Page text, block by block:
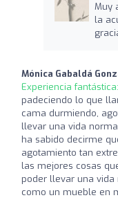
Muy
la
Mónica Gabaldá
Experiencia fantástica:
padeciendo lo que
cama durmiendo,
llevar una vida
ha sabido decirme
agotamiento tan
las mejores cosas
poder llevar una
como un mueble en